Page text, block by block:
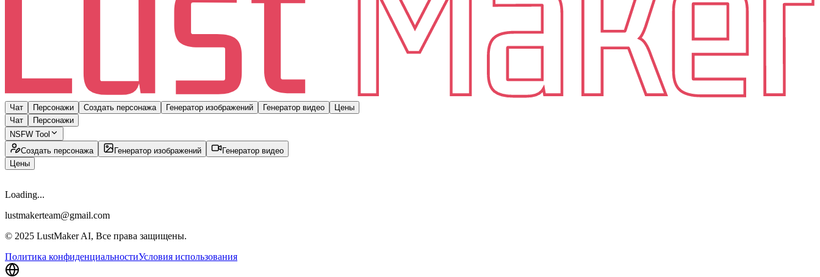
Чат Персонажи Создать персонажа Генератор изображений Генератор видео
Цены
Чат
Персонажи
NSFW Tool
Создать персонажа
Генератор изображений
Генератор видео
Цены
Loading...
lustmakerteam@gmail.com
© 2025 LustMaker AI, Все права защищены.
Политика конфиденциальностиУсловия использования